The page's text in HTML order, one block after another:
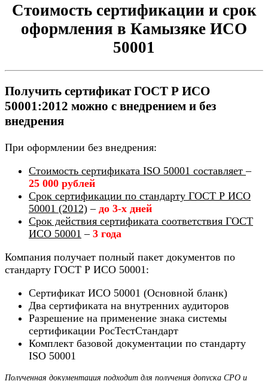
Стоимость сертификации и срок
оформления в Камызяке ИСО
50001
Получить сертификат ГОСТ Р ИСО
50001:2012 можно с внедрением и без
внедрения
При оформлении без внедрения:
Стоимость сертификата ISO 50001 составляет–
25 000 рублей
Срок сертификации по стандарту ГОСТ Р ИСО
50001 (2012) – до 3-х дней
Срок действия сертификата соответствия ГОСТ
ИСО 50001 – 3 года
Компания получает полный пакет документов по
стандарту ГОСТ Р ИСО 50001:
Сертификат ИСО 50001 (Основной бланк)
Два сертификата на внутренних аудиторов
Разрешение на применение знака системы
сертификации РосТестСтандарт
Комплект базовой документации по стандарту
ISO 50001
Полученная документация подходит для получения допуска СРО и